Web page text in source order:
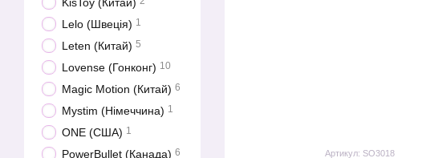
Артикул: SO3018
Lelo (Швеція) 1
Leten (Китай) 5
Lovense (Гонконг) 10
Magic Motion (Китай) 6
Mystim (Німеччина) 1
ONE (США) 1
PowerBullet (Канада) 6